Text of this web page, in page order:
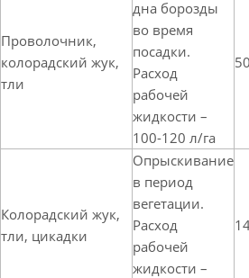
Проволочник,
колорадский жук,
тли
дна борозды
во время
посадки.
Расход
рабочей
жидкости –
100-120 л/га
Колорадский жук,
тли, цикадки
Опрыскивание
в период
вегетации.
Расход
рабочей
жидкости –